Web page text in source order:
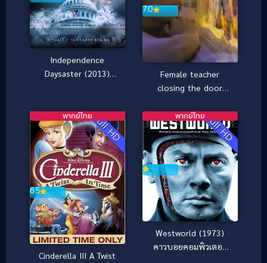
Independence
Daysaster (2013)
7.0
Female teacher
closing the door
Full HD
6.5
พากย์ไทย
Cinderella III A Twist
Full HD
พากย์ไทย
Westworld (1973)
คาวบอยคอมพิวเตอร์